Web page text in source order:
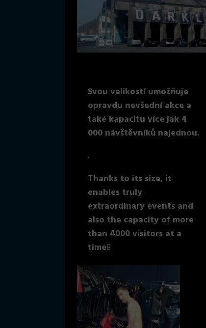
Svou velikostí umožňuje
opravdu nevšední akce a
také kapacitu více jak 4
000 návštěvníků najednou.
.
Thanks to its size, it
enables truly
extraordinary events and
also the capacity of more
than 4000 visitors at a
time8